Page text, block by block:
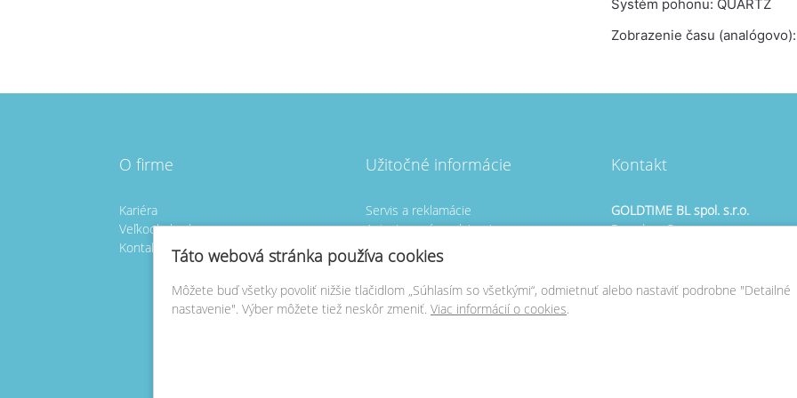
Systém pohonu: QUARTZ
Zobrazenie času
O firme
Kariéra
Veľkoobchod
Kontakt
Užitočné informácie
Servis a reklamácie
Autorizovaní predajcovia
Vlastné predajne CORIAL
Vlastné predajne PANDORA
Nastavenie cookies
Kontakt
GOLDTIME BL spol. s.r.o.
Rezedova 5
Táto webová stránka používa cookies
Môžete buď všetky povoliť nižšie tlačidlom „Súhlasím so všetkými“, odmietnuť alebo nastaviť podrobne "Detailné
nastavenie". Výber môžete tiež neskôr zmeniť. Viac informácií o cookies.